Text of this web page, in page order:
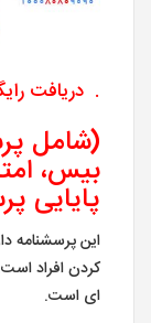
. دریافت
(شامل
بیس،
پایایی
کردن افراد
ای است.